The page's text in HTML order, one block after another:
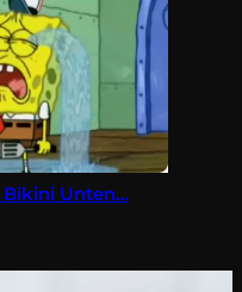
Bikini Unten…